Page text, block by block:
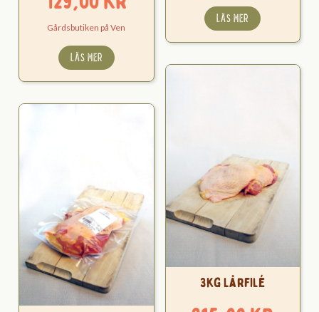
LÄS MER
Gårdsbutiken på Ven
LÄS MER
3kg Lårfilé